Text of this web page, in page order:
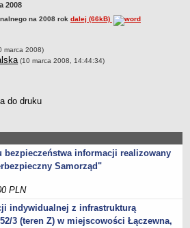
Przestrzennego
Przestrzennego wybranych
zaufanego
paliwa stałego
2008
na 2008 rok dalej (66kB)
marca 2008)
(10 marca 2008, 14:44:34)
bezpieczeństwa informacji realizowany
Samorząd"
PLN
indywidualnej z infrastrukturą
3 (teren Z) w miejscowości Łączewna,